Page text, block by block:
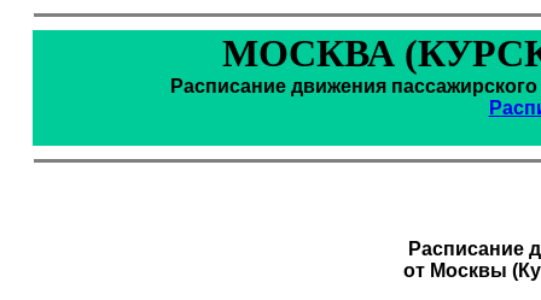
МОСКВА
Расписание движения
Расписание
от Москвы